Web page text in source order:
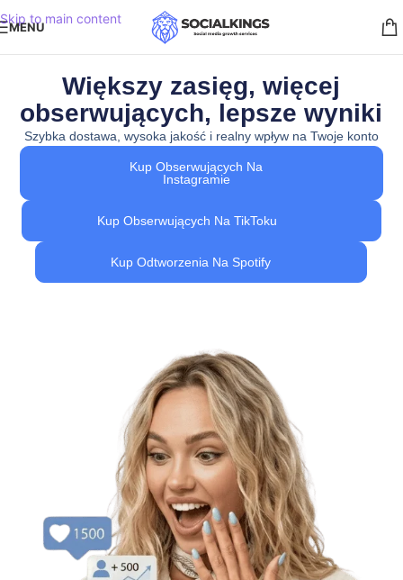
Skip to main content
MENU
Większy zasięg, więcej
obserwujących, lepsze wyniki
Szybka dostawa, wysoka jakość i realny wpływ na Twoje konto
Kup Obserwujących Na
Instagramie
Kup Obserwujących Na TikToku
Kup Odtworzenia Na Spotify